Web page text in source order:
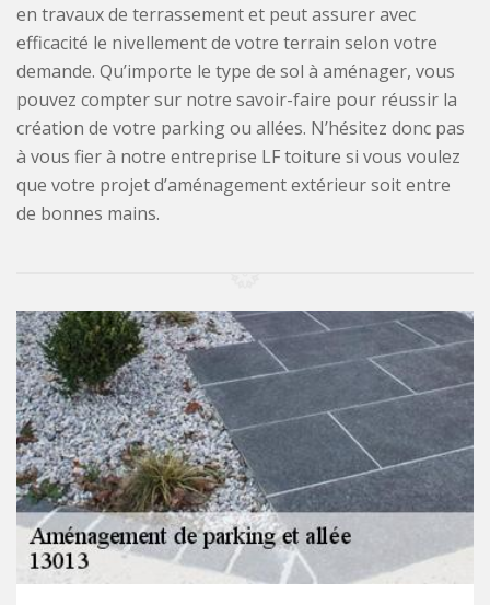
en travaux de terrassement et peut assurer avec
efficacité le nivellement de votre terrain selon votre
demande. Qu’importe le type de sol à aménager, vous
pouvez compter sur notre savoir-faire pour réussir la
création de votre parking ou allées. N’hésitez donc pas
à vous fier à notre entreprise LF toiture si vous voulez
que votre projet d’aménagement extérieur soit entre
de bonnes mains.